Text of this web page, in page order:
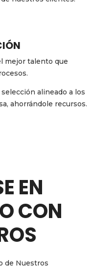
mejor talento que
alineado a los
ahorrándole recursos.
EN
CON
de Nuestros